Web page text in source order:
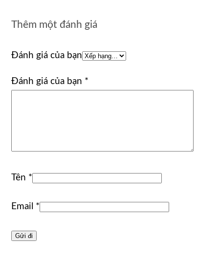
Thêm một đánh giá
Đánh giá của bạn
Đánh giá của bạn *
Tên *
Email *